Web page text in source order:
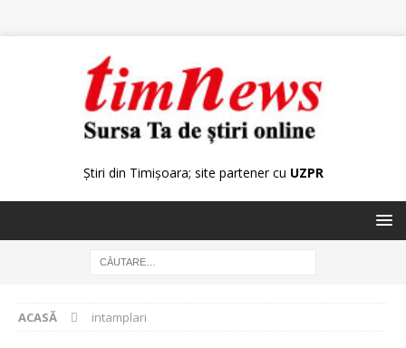
Știri din Timișoara; site partener cu UZPR
ACASĂ intamplari